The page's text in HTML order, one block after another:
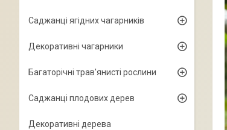
Саджанці ягідних чагарників
Декоративні чагарники
Багаторічні трав'янисті рослини
Саджанці плодових дерев
Декоративні дерева